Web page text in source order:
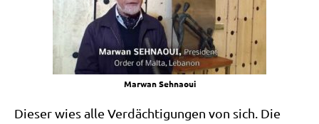
Mar­wan Sehnaoui
Die­ser wies alle Ver­däch­ti­gun­gen von sich. Die